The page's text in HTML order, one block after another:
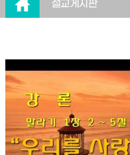
설교게시판